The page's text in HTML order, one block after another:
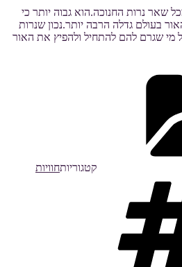
שאר נרות החנוכה.הוא גבוה יותר כי
בעולם גדלה הרבה יותר.נכון שנרות
מי שגרם להם להתחיל ולהפיץ את האור
קטגוריותחוויות